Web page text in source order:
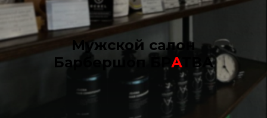
Мужской салон
Барбершоп БР АТВА